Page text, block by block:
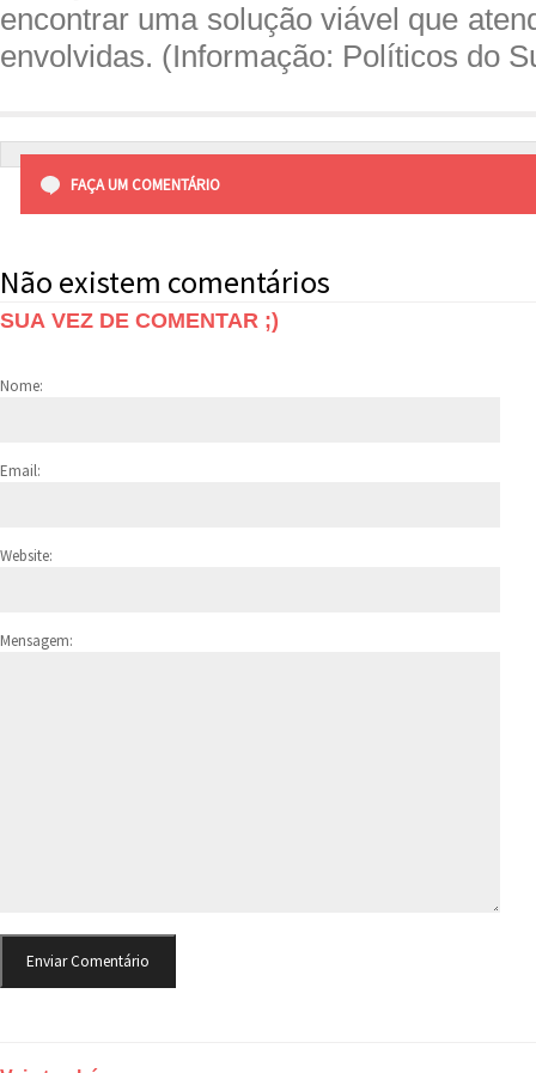
encontrar uma solução viável que
envolvidas. (Informação: Políticos do
FAÇA UM COMENTÁRIO
Não existem comentários
SUA VEZ DE COMENTAR ;)
Nome:
Email:
Website:
Mensagem: